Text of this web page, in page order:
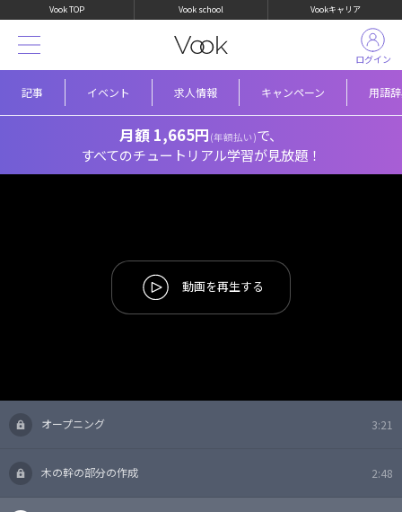
Vook TOP Vook school Vookキャリア
記事 イベント 求人情報 キャンペーン 用語
ログイン
月額 1,665円 (年額払い)で、
すべてのチュートリアル学習が見放題！
オープニング 3:21
木の幹の部分の作成 2:48
動画を再生する